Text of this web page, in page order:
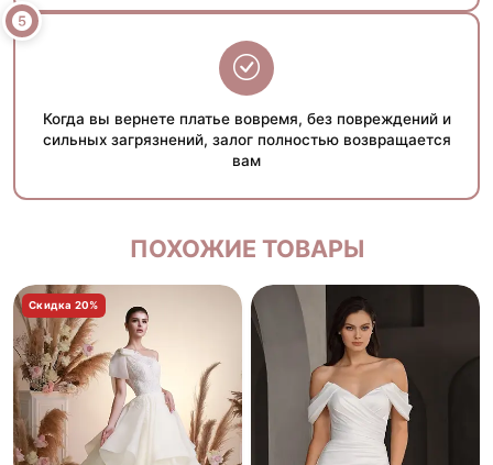
Когда вы вернете платье вовремя, без повреждений и
сильных загрязнений, залог полностью возвращается
вам
ПОХОЖИЕ ТОВАРЫ
Скидка 20%